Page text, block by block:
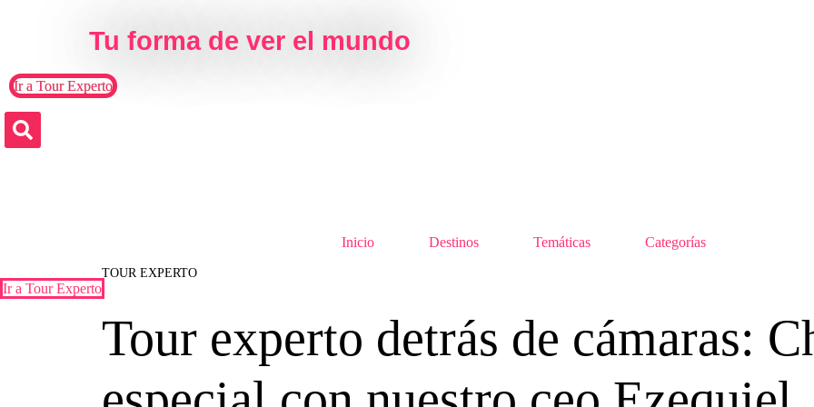
Tu forma de ver el mundo
Ir a Tour Experto
Inicio Destinos Temáticas Categorías
Ir a Tour Experto
TOUR EXPERTO
Tour experto detrás de cámaras: